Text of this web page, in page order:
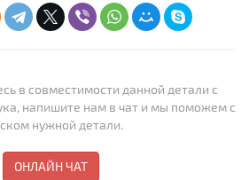
в совместимости данной детали с
напишите нам в чат и мы поможем с
нужной детали.
ОНЛАЙН ЧАТ